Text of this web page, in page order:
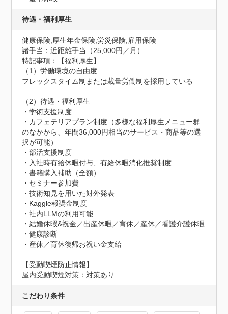
待遇・福利厚生
健康保険,厚生年金保険,労災保険,雇用保険
諸手当：近距離手当（25,000円／月）
特記事項：【福利厚生】
（1）労働環境の自由度
フレックスタイム制または裁量労働制を採用している
（2）待遇・福利厚生
・学術支援制度
・カフェテリアプラン制度（多様な福利厚生メニュー群
のなかから、年間36,000円相当のサービス・商品等の選
択が可能）
・部活支援制度
・入社時有給休暇付与、有給休暇消化推奨制度
・書籍購入補助（全額）
・セミナー参加費
・技術知見を用いた対外発表
・Kaggle報奨金制度
・社内LLMの利用可能
・結婚休暇&祝金／出産休暇／育休／産休／看護介護休暇
・健康診断
・産休／育休復帰お祝い金支給
【受動喫煙防止情報】
屋内受動喫煙対策：対策あり
こだわり条件